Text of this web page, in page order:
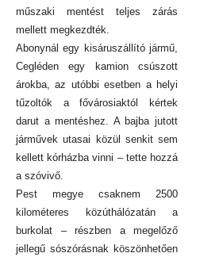
műszaki mentést teljes zárás
mellett megkezdték.
Abonynál egy kisáruszállító jármű,
Cegléden egy kamion csúszott
árokba, az utóbbi esetben a helyi
tűzoltók a fővárosiaktól kértek
darut a mentéshez. A bajba jutott
járművek utasai közül senkit sem
kellett kórházba vinni – tette hozzá
a szóvivő.
Pest megye csaknem 2500
kilométeres közúthálózatán a
burkolat – részben a megelőző
jellegű sószórásnak köszönhetően